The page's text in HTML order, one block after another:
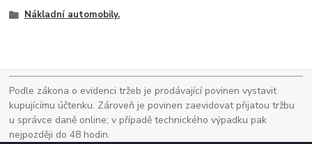
Nákladní automobily.
Podle zákona o evidenci tržeb je prodávající povinen vystavit
kupujícímu účtenku. Zároveň je povinen zaevidovat přijatou tržbu
u správce daně online; v případě technického výpadku pak
nejpozději do 48 hodin.